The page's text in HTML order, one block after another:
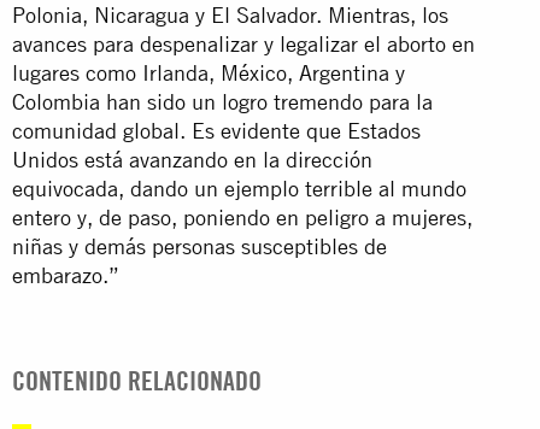
Polonia, Nicaragua y El Salvador. Mientras, los
avances para despenalizar y legalizar el aborto en
lugares como Irlanda, México, Argentina y
Colombia han sido un logro tremendo para la
comunidad global. Es evidente que Estados
Unidos está avanzando en la dirección
equivocada, dando un ejemplo terrible al mundo
entero y, de paso, poniendo en peligro a mujeres,
niñas y demás personas susceptibles de
embarazo.”
CONTENIDO RELACIONADO